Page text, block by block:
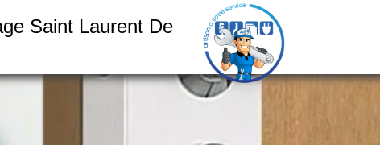
Saint Laurent De